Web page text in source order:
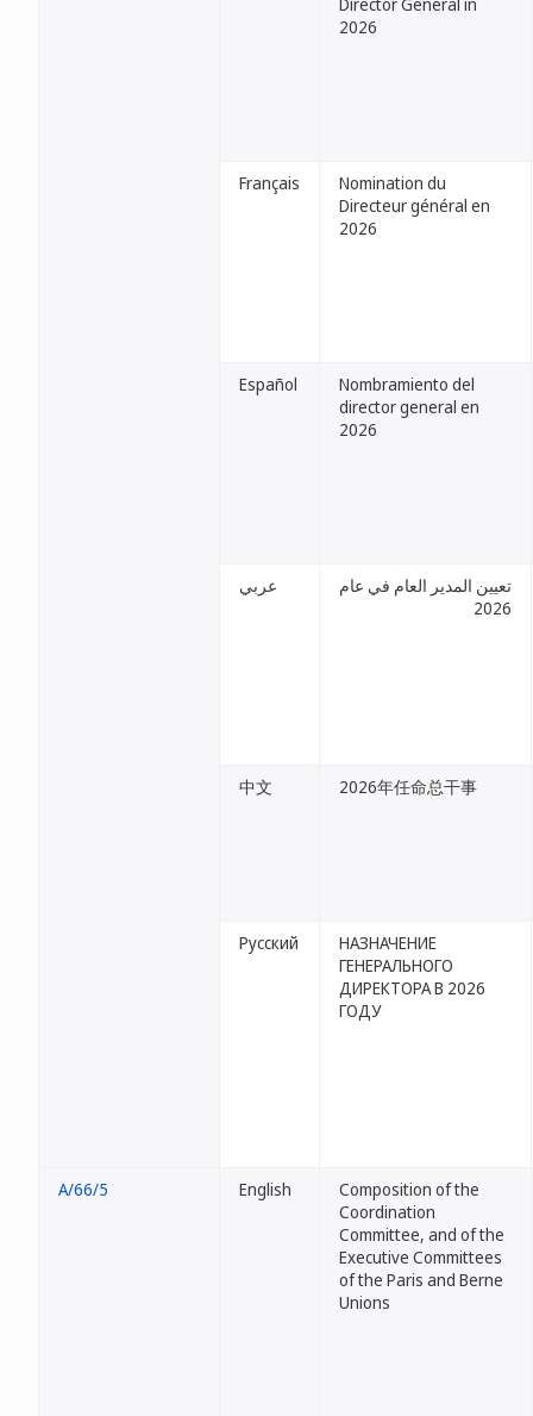
2026
Français
Nomination du
Directeur général en
2026
Español
Nombramiento del
director general en
2026
عربي
تعيين المدير العام في عام
2026
中文 2026年任命总干事
Русский
НАЗНАЧЕНИЕ
ГЕНЕРАЛЬНОГО
ДИРЕКТОРА В 2026
ГОДУ
A/66/5 English
Composition of the
Coordination
Committee, and of the
Executive Committees
of the Paris and Berne
Unions